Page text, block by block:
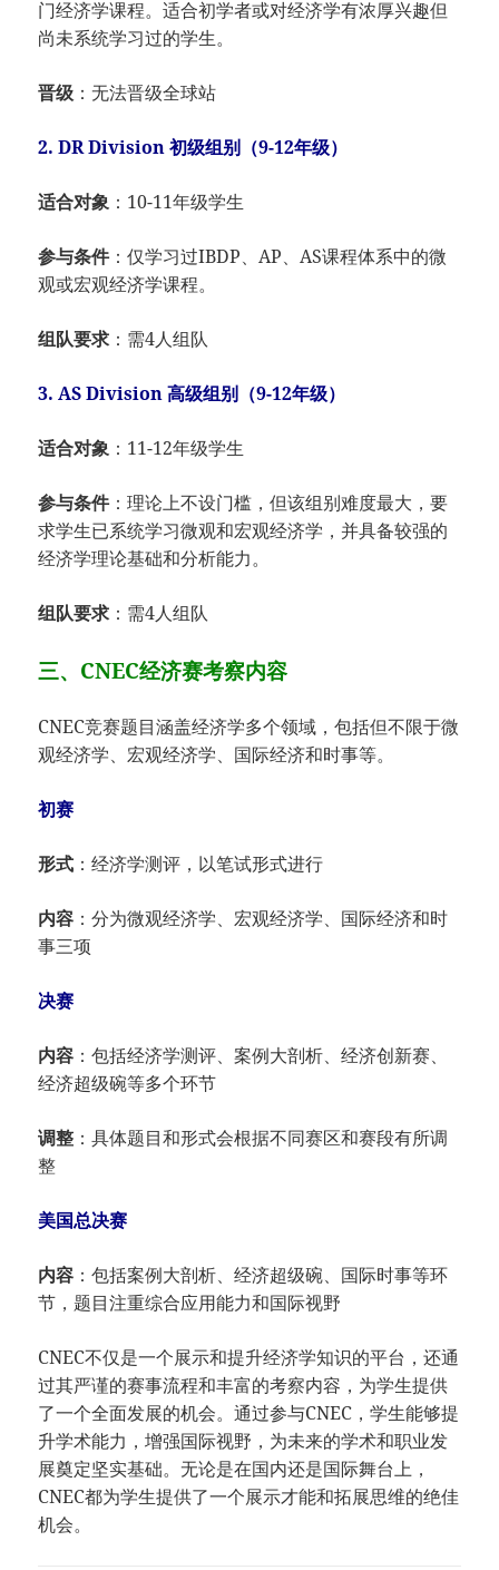
门经济学课程。适合初学者或对经济学有浓厚兴趣但
尚未系统学习过的学生。
晋级 ：无法晋级全球站
2. DR Division 初级组别（9-12年级）
适合对象 ：10-11年级学生
参与条件：仅学习过IBDP、AP、AS课程体系中的微
观或宏观经济学课程。
组队要求 ：需4人组队
3. AS Division 高级组别（9-12年级）
适合对象 ：11-12年级学生
参与条件：理论上不设门槛，但该组别难度最大，要
求学生已系统学习微观和宏观经济学，并具备较强的
经济学理论基础和分析能力。
组队要求 ：需4人组队
三、CNEC经济赛考察内容
CNEC竞赛题目涵盖经济学多个领域，包括但不限于微
观经济学、宏观经济学、国际经济和时事等。
初赛
形式 ：经济学测评，以笔试形式进行
内容 ：分为微观经济学、宏观经济学、国际经济和时
事三项
决赛
内容 ：包括经济学测评、案例大剖析、经济创新赛、
经济超级碗等多个环节
调整 ：具体题目和形式会根据不同赛区和赛段有所调
整
美国总决赛
内容 ：包括案例大剖析、经济超级碗、国际时事等环
节，题目注重综合应用能力和国际视野
CNEC不仅是一个展示和提升经济学知识的平台，还通
过其严谨的赛事流程和丰富的考察内容，为学生提供
了一个全面发展的机会。通过参与CNEC，学生能够提
升学术能力，增强国际视野，为未来的学术和职业发
展奠定坚实基础。无论是在国内还是国际舞台上，
CNEC都为学生提供了一个展示才能和拓展思维的绝佳
机会。